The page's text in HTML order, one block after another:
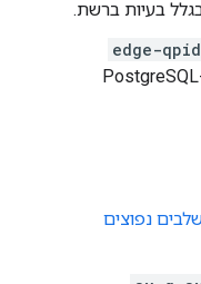
edge-
ל-PostgreSQL, אבל ב-PostgreSQL
נפוצים